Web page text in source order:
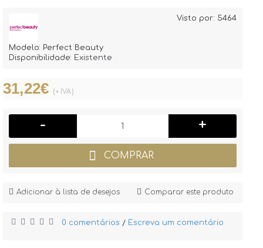
Visto por: 5464
Modelo: Perfect Beauty
Disponibilidade: Existente
31,22€ (+ IVA)
- +
COMPRAR
Adicionar à lista de desejos Comparar este produto
0 comentários / Escreva um comentário